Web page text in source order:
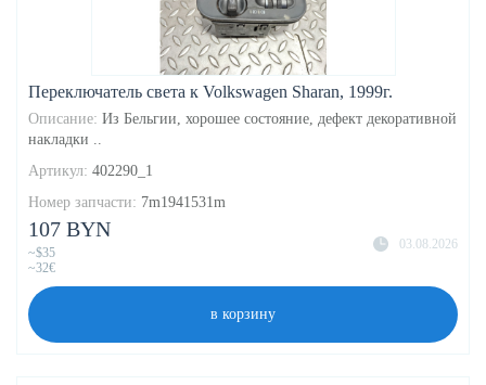
Переключатель света к Volkswagen Sharan, 1999г.
Описание: Из Бельгии, хорошее состояние, дефект декоративной
накладки ..
Артикул: 402290_1
Номер запчасти: 7m1941531m
03.08.2026
107 BYN
~$35
~32€
в корзину